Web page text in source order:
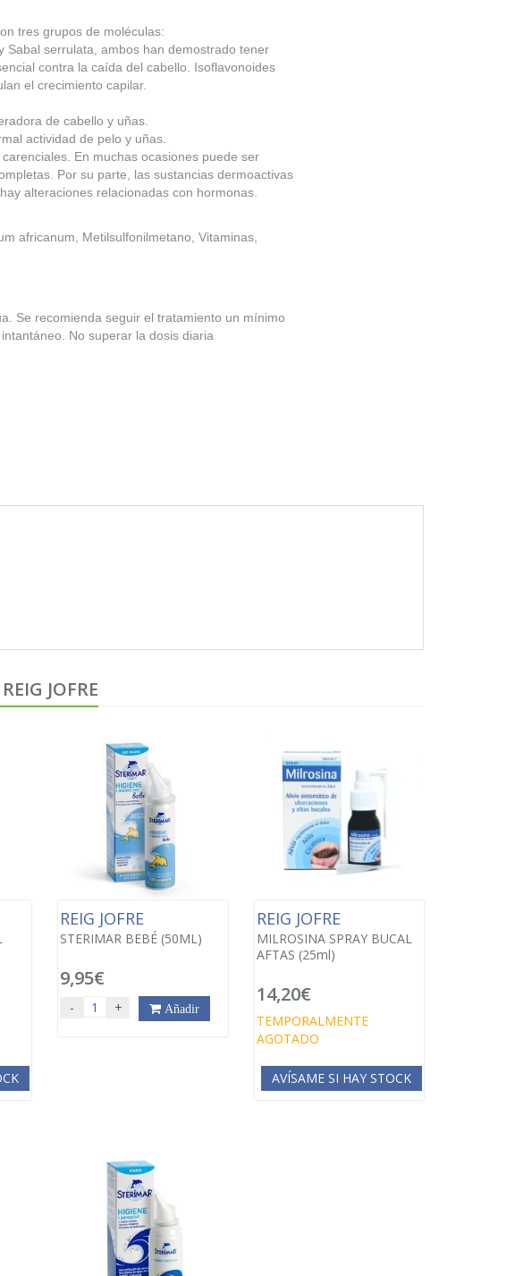
tres grupos de moléculas:
Sabal serrulata, ambos han demostrado tener
contra la caída del cabello. Isoflavonoides
el crecimiento capilar.
de cabello y uñas.
actividad de pelo y uñas.
En muchas ocasiones puede ser
Por su parte, las sustancias dermoactivas
alteraciones relacionadas con hormonas.
africanum, Metilsulfonilmetano, Vitaminas,
Se recomienda seguir el tratamiento un mínimo
No superar la dosis diaria
JOFRE
REIG JOFRE
STERIMAR BEBÉ (50ML)
9,95€
- + Añadir
REIG JOFRE
MILROSINA SPRAY BUCAL
AFTAS (25ml)
14,20€
TEMPORALMENTE
AGOTADO
AVÍSAME SI HAY STOCK